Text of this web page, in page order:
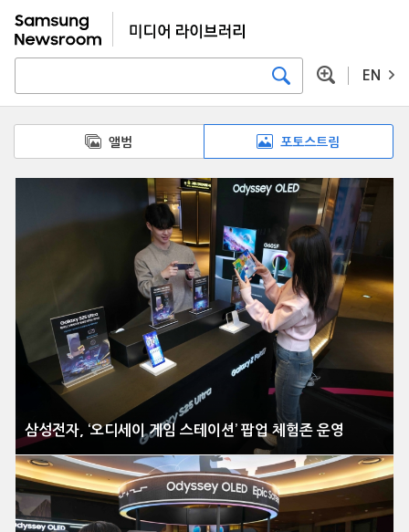
EN
앨범 포토스트림
삼성전자, ‘오디세이 게임 스테이션’ 팝업 체험존 운영